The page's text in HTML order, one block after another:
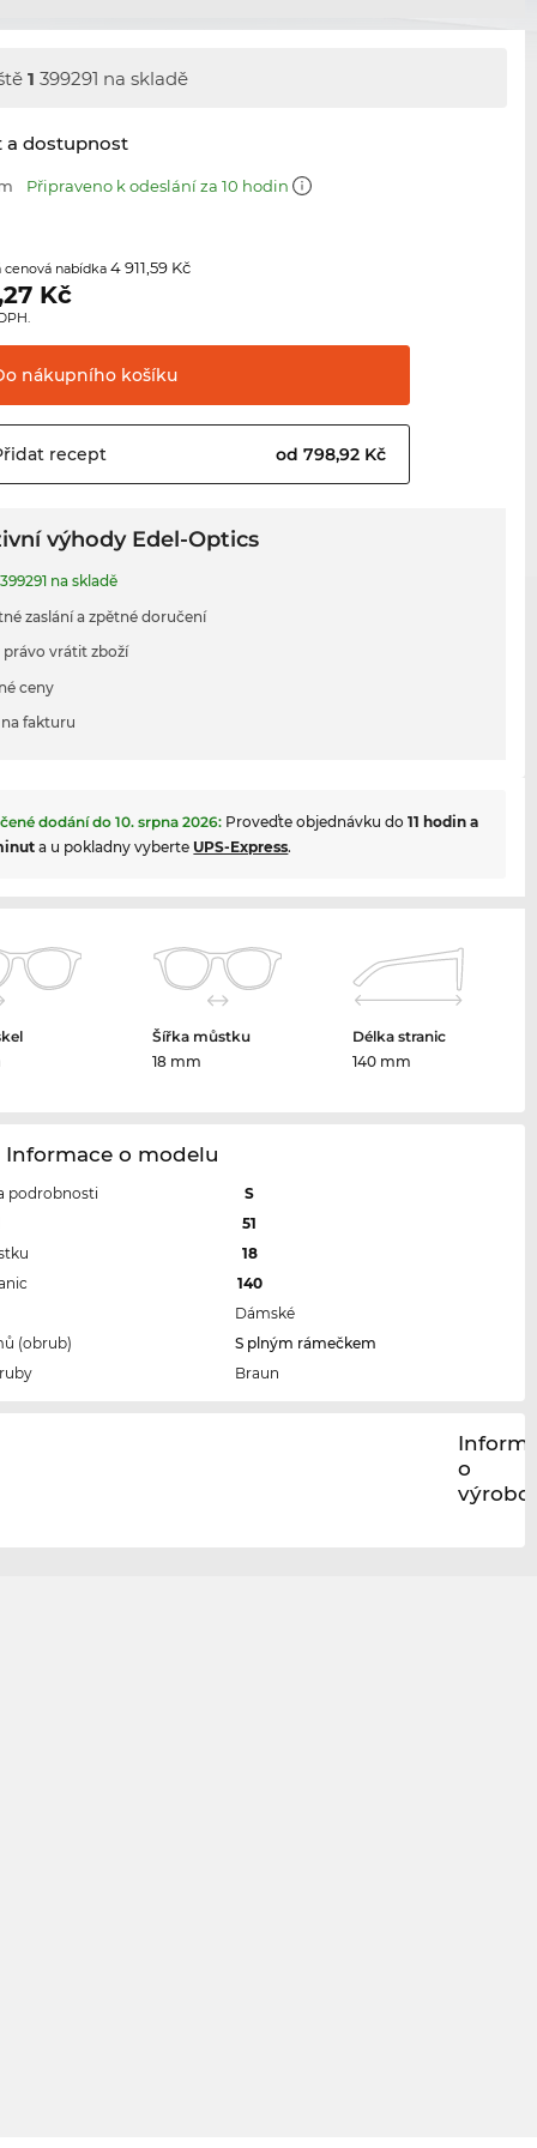
1 399291 na skladě
a dostupnost
Připraveno k odeslání za 10 hodin
cenová nabídka4 911,59 Kč
Kč
nákupního košíku
recept od 798,92 Kč
výhody Edel-Optics
399291 na skladě
zaslání a zpětné doručení
právo vrátit zboží
ceny
fakturu
dodání do10. srpna 2026: Proveďte objednávku do11 hodin a
a u pokladny vyberte UPS-Express.
Šířka můstku
18 mm
Délka stranic
140 mm
Informace o modelu
podrobnosti
S
51
18
140
Dámské
(obrub)
S plným rámečkem
Braun
o
výrobci